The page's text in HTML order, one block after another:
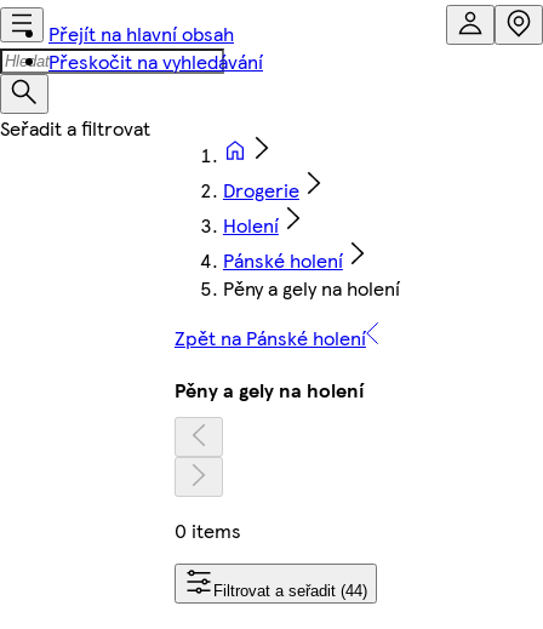
Přejít na hlavní obsah
Přeskočit na vyhledávání
Drogerie
Holení
Pánské holení
Pěny a gely na holení
Zpět na Pánské holení
Pěny a gely na holení
0 items
Filtrovat a seřadit (44)